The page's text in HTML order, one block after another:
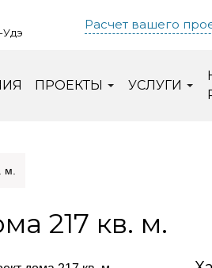
Удэ
Расчет вашего
ПРОЕКТЫ УСЛУГИ
м.
217 кв. м.